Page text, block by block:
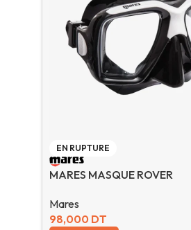
EN RUPTURE
MARES MASQUE ROVER
Mares
98,000 DT